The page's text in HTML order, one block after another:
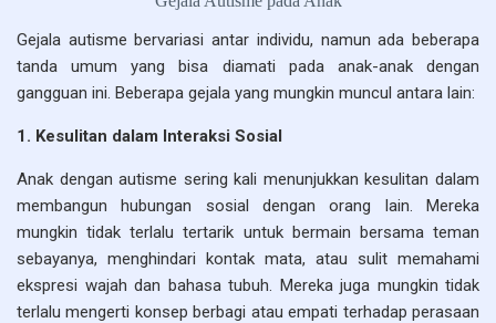
Gejala autisme bervariasi antar individu, namun ada beberapa
tanda umum yang bisa diamati pada anak-anak dengan
gangguan ini. Beberapa gejala yang mungkin muncul antara lain:
1. Kesulitan dalam Interaksi Sosial
Anak dengan autisme sering kali menunjukkan kesulitan dalam
membangun hubungan sosial dengan orang lain. Mereka
mungkin tidak terlalu tertarik untuk bermain bersama teman
sebayanya, menghindari kontak mata, atau sulit memahami
ekspresi wajah dan bahasa tubuh. Mereka juga mungkin tidak
terlalu mengerti konsep berbagi atau empati terhadap perasaan